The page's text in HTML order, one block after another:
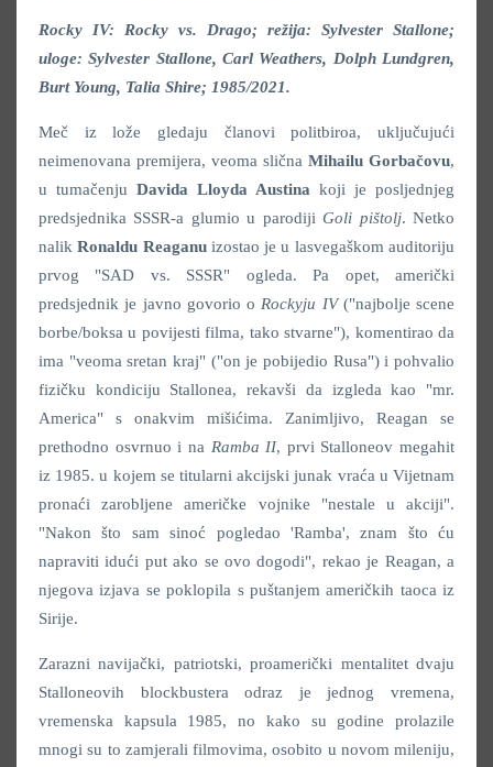
Rocky IV: Rocky vs. Drago; režija: Sylvester Stallone;
uloge: Sylvester Stallone, Carl Weathers, Dolph Lundgren,
Burt Young, Talia Shire; 1985/2021.
Meč iz lože gledaju članovi politbiroa, uključujući
neimenovana premijera, veoma slična Mihailu Gorbačovu,
u tumačenju Davida Lloyda Austina koji je posljednjeg
predsjednika SSSR-a glumio u parodijiGoli pištolj. Netko
nalikRonaldu Reaganuizostao je u lasvegaškom auditoriju
prvog "SAD vs. SSSR" ogleda. Pa opet, američki
predsjednik je javno govorio o Rockyju IV("najbolje scene
borbe/boksa u povijesti filma, tako stvarne"), komentirao da
ima "veoma sretan kraj" ("on je pobijedio Rusa") i pohvalio
fizičku kondiciju Stallonea, rekavši da izgleda kao "mr.
America" s onakvim mišićima. Zanimljivo, Reagan se
prethodno osvrnuo i na Ramba II, prvi Stalloneov megahit
iz 1985. u kojem se titularni akcijski junak vraća u Vijetnam
pronaći zarobljene američke vojnike "nestale u akciji".
"Nakon što sam sinoć pogledao 'Ramba', znam što ću
napraviti idući put ako se ovo dogodi", rekao je Reagan, a
njegova izjava se poklopila s puštanjem američkih taoca iz
Sirije.
Zarazni navijački, patriotski, proamerički mentalitet dvaju
Stalloneovih blockbustera odraz je jednog vremena,
vremenska kapsula 1985, no kako su godine prolazile
mnogi su to zamjerali filmovima, osobito u novom mileniju,